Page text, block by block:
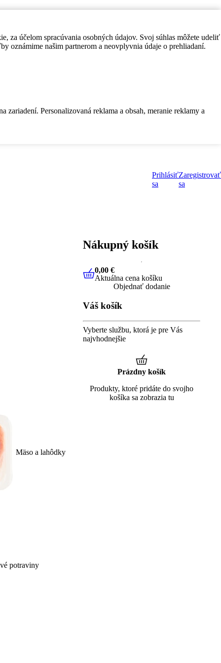
za účelom spracúvania osobných údajov. Svoj súhlas môžete udeliť
oznámime našim partnerom a neovplyvnia údaje o prehliadaní.
Personalizovaná reklama a obsah, meranie reklamy a
Prihlásiť
sa
Zaregistrovať
sa
Mäso a lahôdky
potraviny
Nákupný košík
0,00 €Aktuálna cena košíku
0,00 €
Aktuálna cena košíku
Objednať dodanie
Váš košík
Vyberte službu, ktorá je pre Vás
najvhodnejšie
Prázdny košík
Produkty, ktoré pridáte do svojho
košíka sa zobrazia tu